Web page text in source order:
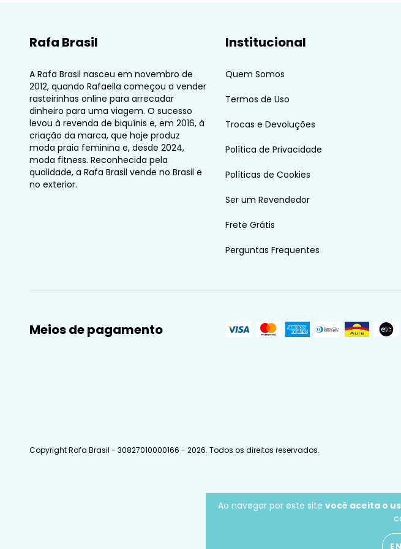
Ao navegar por este site você aceita o
Rafa Brasil
A Rafa Brasil nasceu em novembro de
2012, quando Rafaella começou a vender
rasteirinhas online para arrecadar
dinheiro para uma viagem. O sucesso
levou à revenda de biquínis e, em 2016, à
criação da marca, que hoje produz
moda praia feminina e, desde 2024,
moda fitness. Reconhecida pela
qualidade, a Rafa Brasil vende no Brasil e
no exterior.
Institucional
Quem Somos
Termos de Uso
Trocas e Devoluções
Política de Privacidade
Políticas de Cookies
Ser um Revendedor
Frete Grátis
Perguntas Frequentes
Meios de pagamento
Copyright Rafa Brasil - 30827010000166 - 2026. Todos os direitos reservados.